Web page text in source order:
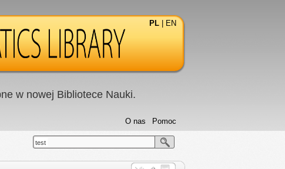
PL EN
w nowej Bibliotece Nauki.
Pomoc
O nas
test